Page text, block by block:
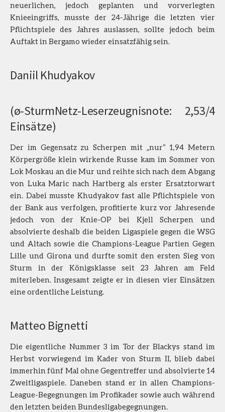
neuerlichen, jedoch geplanten und vorverlegten
Knieeingriffs, musste der 24-Jährige die letzten vier
Pflichtspiele des Jahres auslassen, sollte jedoch beim
Auftakt in Bergamo wieder einsatzfähig sein.
Daniil Khudyakov
(ø-SturmNetz-Leserzeugnisnote: 2,53/4
Einsätze)
Der im Gegensatz zu Scherpen mit „nur“ 1,94 Metern
Körpergröße klein wirkende Russe kam im Sommer von
Lok Moskau an die Mur und reihte sich nach dem Abgang
von Luka Maric nach Hartberg als erster Ersatztorwart
ein. Dabei musste Khudyakov fast alle Pflichtspiele von
der Bank aus verfolgen, profitierte kurz vor Jahresende
jedoch von der Knie-OP bei Kjell Scherpen und
absolvierte deshalb die beiden Ligaspiele gegen die WSG
und Altach sowie die Champions-League Partien Gegen
Lille und Girona und durfte somit den ersten Sieg von
Sturm in der Königsklasse seit 23 Jahren am Feld
miterleben. Insgesamt zeigte er in diesen vier Einsätzen
eine ordentliche Leistung.
Matteo Bignetti
Die eigentliche Nummer 3 im Tor der Blackys stand im
Herbst vorwiegend im Kader von Sturm II, blieb dabei
immerhin fünf Mal ohne Gegentreffer und absolvierte 14
Zweitligaspiele. Daneben stand er in allen Champions-
League-Begegnungen im Profikader sowie auch während
den letzten beiden Bundesligabegegnungen.